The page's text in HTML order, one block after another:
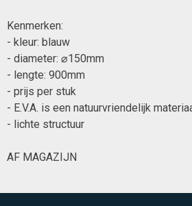
Kenmerken:
- kleur: blauw
- diameter: ⌀150mm
- lengte: 900mm
- prijs per stuk
- E.V.A. is een natuurvriendelijk
- lichte structuur
AF MAGAZIJN